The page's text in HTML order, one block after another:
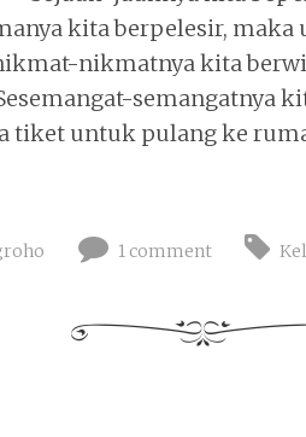
kita berpelesir,
nikmatnya kita
semangatnya
tiket untuk pulang ke
1 comment